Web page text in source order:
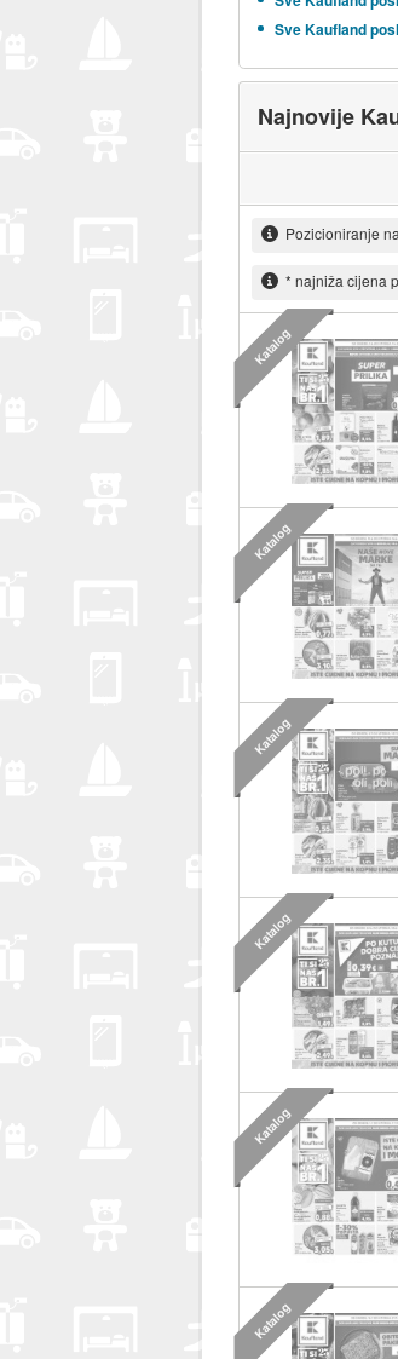
Sve Kaufland
Najnovije
Pozicioniranje
* najniža cijena
Katalog
Katalog
Katalog
Katalog
Katalog
Katalog